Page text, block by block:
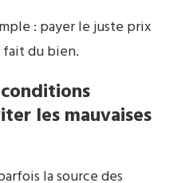
: payer le juste prix
fait du bien.
les mauvaises
la source des